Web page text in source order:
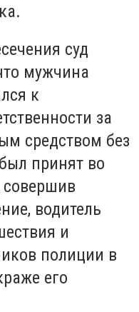
суд
мужчина
к
за
средством без
принят во
совершив
водитель
и
полиции в
его